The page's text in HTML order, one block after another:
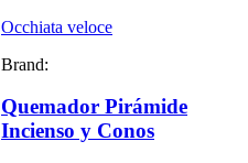
Occhiata veloce
Brand:
Quemador Pirámide
Incienso y Conos